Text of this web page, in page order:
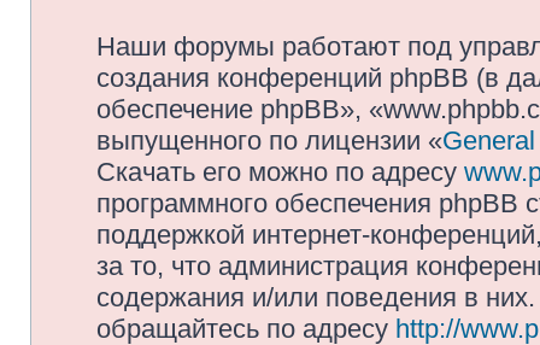
Наши форумы работают под
создания конференций phpBB (в
обеспечение phpBB»,
выпущенного по лицензии «
Скачать его можно по адресу
программного обеспечения phpBB
поддержкой интернет-
за то, что администрация
содержания и/или поведения в
обращайтесь по адресу http://